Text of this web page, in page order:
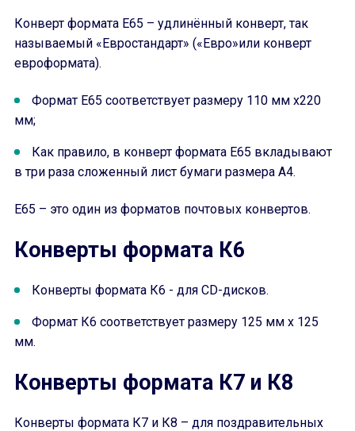
Конверт формата Е65 – удлинённый конверт, так
называемый «Евростандарт» («Евро»или конверт
евроформата).
Формат Е65 соответствует размеру 110 мм x220
мм;
Как правило, в конверт формата Е65 вкладывают
в три раза сложенный лист бумаги размера А4.
Е65 – это один из форматов почтовых конвертов.
Конверты формата К6
Конверты формата К6 - для CD-дисков.
Формат К6 соответствует размеру 125 мм x 125
мм.
Конверты формата К7 и К8
Конверты формата К7 и К8 – для поздравительных